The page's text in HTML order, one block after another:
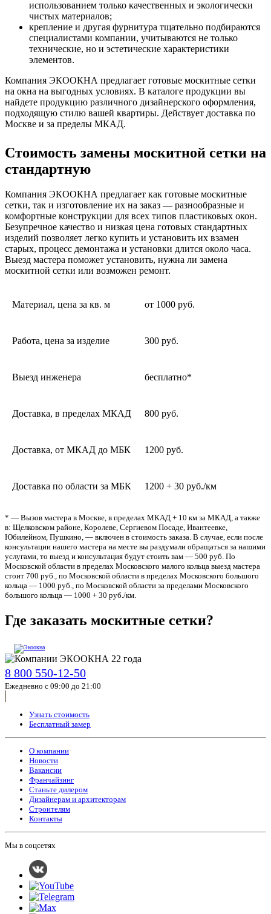
использованием только качественных и экологически
чистых материалов;
крепление и другая фурнитура тщательно подбираются
специалистами компании, учитываются не только
технические, но и эстетические характеристики
элементов.
Компания ЭКООКНА предлагает готовые москитные сетки
на окна на выгодных условиях. В каталоге продукции вы
найдете продукцию различного дизайнерского оформления,
подходящую стилю вашей квартиры. Действует доставка по
Москве и за пределы МКАД.
Стоимость замены москитной сетки на
стандартную
Компания ЭКООКНА предлагает как готовые москитные
сетки, так и изготовление их на заказ — разнообразные и
комфортные конструкции для всех типов пластиковых окон.
Безупречное качество и низкая цена готовых стандартных
изделий позволяет легко купить и установить их взамен
старых, процесс демонтажа и установки длится около часа.
Выезд мастера поможет установить, нужна ли замена
москитной сетки или возможен ремонт.
Материал, цена за кв. м от 1000 руб.
Работа, цена за изделие 300 руб.
Выезд инженера бесплатно*
Доставка, в пределах МКАД 800 руб.
Доставка, от МКАД до МБК 1200 руб.
Доставка по области за МБК 1200 + 30 руб./км
* — Вызов мастера в Москве, в пределах МКАД + 10 км за МКАД, а также
в: Щелковском районе, Королеве, Сергиевом Посаде, Ивантеевке,
Юбилейном, Пушкино, — включен в стоимость заказа. В случае, если после
консультации нашего мастера на месте вы раздумали обращаться за нашими
услугами, то выезд и консультация будут стоить вам — 500 руб. По
Московской области в пределах Московского малого кольца выезд мастера
стоит 700 руб., по Московской области в пределах Московского большого
кольца — 1000 руб., по Московской области за пределами Московского
большого кольца — 1000 + 30 руб./км.
Где заказать москитные сетки?
8 800 550-12-50
Ежедневно с 09:00 до 21:00
Узнать стоимость
Бесплатный замер
О компании
Новости
Вакансии
Франчайзинг
Станьте дилером
Дизайнерам и архитекторам
Строителям
Контакты
Мы в соцсетях